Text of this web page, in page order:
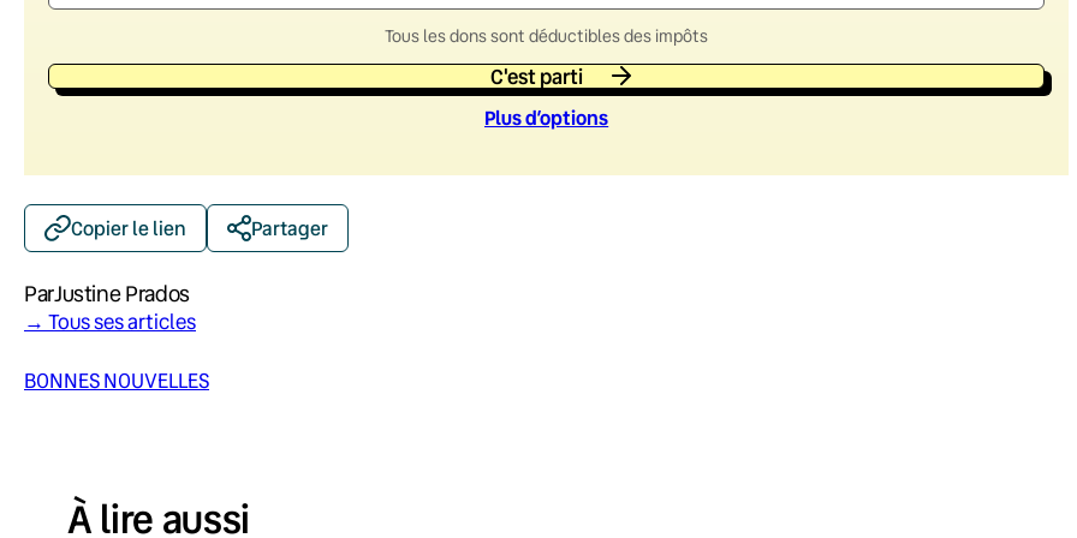
Tous les dons sont déductibles des impôts
C'est parti
Plus d’options
Copier le lien Partager
ParJustine Prados
→ Tous ses articles
BONNES NOUVELLES
À lire aussi